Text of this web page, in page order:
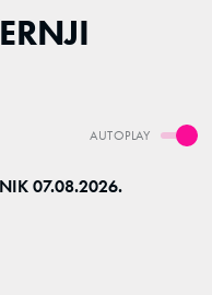
AUTOPLAY
07.08.2026.